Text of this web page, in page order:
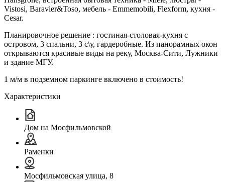
Vistosi, Baravier&Toso, мебель - Emmemobili, Flexform, кухня -
Cesar.
Планировочное решение : гостиная-столовая-кухня с
островом, 3 спальни, 3 с\у, гардеробные. Из панорамных окон
открываются красивые виды на реку, Москва-Сити, Лужники
и здание МГУ.
1 м/м в подземном паркинге включено в стоимость!
Характеристики
Дом на Мосфильмовской
Раменки
Мосфильмовская улица, 8